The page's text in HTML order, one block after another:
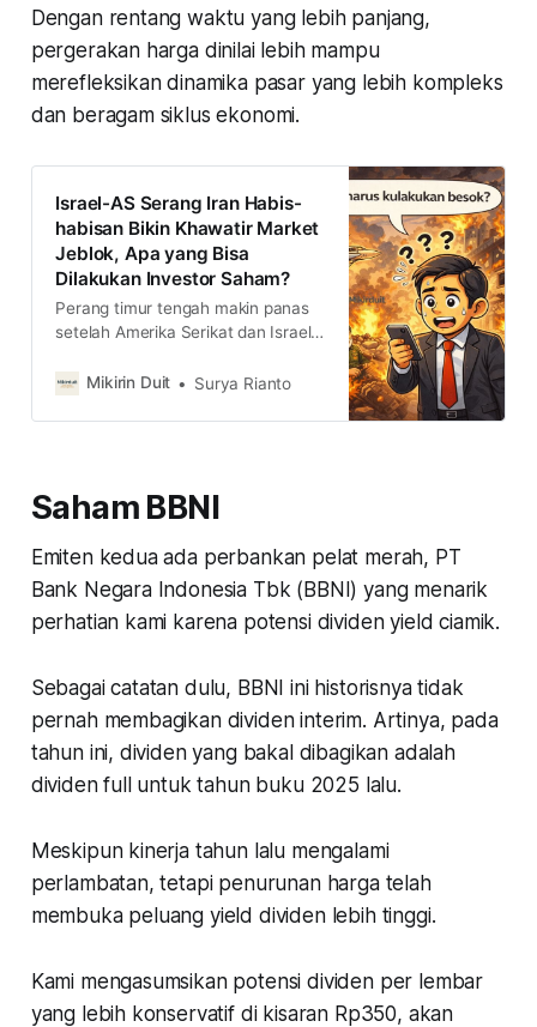
Dengan rentang waktu yang lebih panjang,
pergerakan harga dinilai lebih mampu
merefleksikan dinamika pasar yang lebih kompleks
dan beragam siklus ekonomi.
Israel-AS Serang Iran Habis-
habisan Bikin Khawatir Market
Jeblok, Apa yang Bisa
Dilakukan Investor Saham?
Perang timur tengah makin panas
setelah Amerika Serikat dan Israel
bagaimana strategi investasi
perang ini?
Mikirin Duit Surya Rianto
Saham BBNI
Emiten kedua ada perbankan pelat merah, PT
Bank Negara Indonesia Tbk (BBNI) yang menarik
perhatian kami karena potensi dividen yield ciamik.
Sebagai catatan dulu, BBNI ini historisnya tidak
pernah membagikan dividen interim. Artinya, pada
tahun ini, dividen yang bakal dibagikan adalah
dividen full untuk tahun buku 2025 lalu.
Meskipun kinerja tahun lalu mengalami
perlambatan, tetapi penurunan harga telah
membuka peluang yield dividen lebih tinggi.
Kami mengasumsikan potensi dividen per lembar
yang lebih konservatif di kisaran Rp350, akan